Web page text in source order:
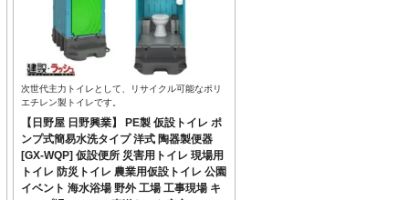
次世代主力トイレとして、リサイクル可能なポリ
エチレン製トイレです。
【日野屋 日野興業】 PE製 仮設トイレ ポ
ンプ式簡易水洗タイプ 洋式 陶器製便器
[GX-WQP] 仮設便所 災害用トイレ 現場用
トイレ 防災トイレ 農業用仮設トイレ 公園
イベント 海水浴場 野外 工場 工事現場 キ